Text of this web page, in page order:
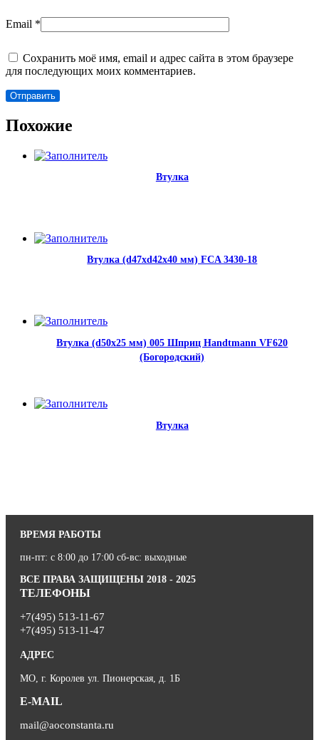
Email *
Сохранить моё имя, email и адрес сайта в этом браузере
для последующих моих комментариев.
Похожие
Втулка
Втулка (d47xd42x40 мм) FCA 3430-18
Втулка (d50x25 мм) 005 Шприц Handtmann VF620
(Богородский)
Втулка
ВРЕМЯ РАБОТЫ
пн-пт: с 8:00 до 17:00 сб-вс: выходные
ВСЕ ПРАВА ЗАЩИЩЕНЫ 2018 - 2025
ТЕЛЕФОНЫ
+7(495) 513-11-67
+7(495) 513-11-47
АДРЕС
МО, г. Королев ул. Пионерская, д. 1Б
E-MAIL
mail@aoconstanta.ru